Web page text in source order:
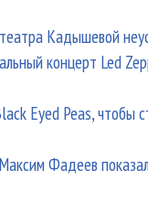
Кадышевой
концерт Led
Eyed Peas, чтобы
Фадеев